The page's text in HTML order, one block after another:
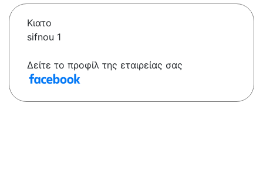
Κιατο
sifnou 1
Δείτε το προφίλ της εταιρείας σας